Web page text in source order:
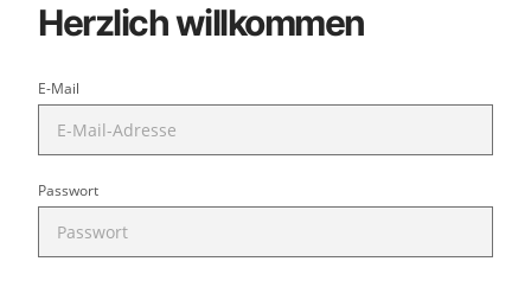
Herzlich willkommen
E-Mail
Passwort